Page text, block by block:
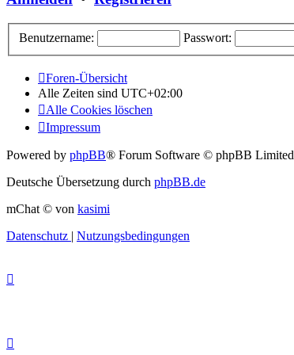
Benutzername: Passwort:
Foren-Übersicht
Alle Zeiten sind UTC+02:00
Alle Cookies löschen
Impressum
Powered by phpBB® Forum Software © phpBB Limited
Deutsche Übersetzung durch phpBB.de
mChat © von kasimi
Datenschutz | Nutzungsbedingungen